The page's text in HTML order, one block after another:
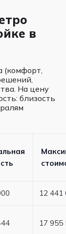
в
(комфорт,
близость
12 441
17 955